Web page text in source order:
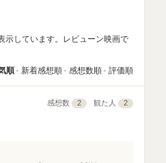
示しています。レビューン映画で
順 新着感想順 感想数順 評価順
感想数 2 観た人 2